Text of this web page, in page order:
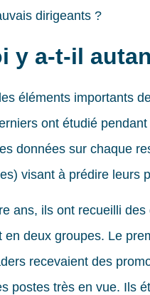
dirigeants ?
y a-t-il
éléments importants
ont étudié
données sur chaque
visant à prédire leurs
ans, ils ont recueilli
en deux groupes. Le
recevaient des
postes très en vue. Ils